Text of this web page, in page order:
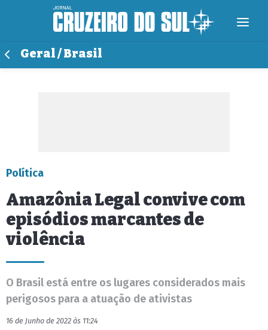
Geral / Brasil
Política
Amazônia Legal convive com
episódios marcantes de
violência
O Brasil está entre os lugares considerados mais
perigosos para a atuação de ativistas
16 de Junho de 2022 às 11:24